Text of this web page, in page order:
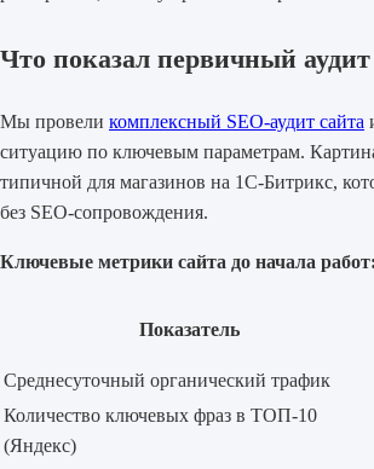
Что показал первичный аудит
Мы провели комплексный SEO-аудит сайта
ситуацию по ключевым параметрам.
типичной для магазинов на 1С-Битрикс,
без SEO-сопровождения.
Ключевые метрики сайта до начала работ:
Показатель
Среднесуточный органический трафик
Количество ключевых фраз в ТОП-10
(Яндекс)